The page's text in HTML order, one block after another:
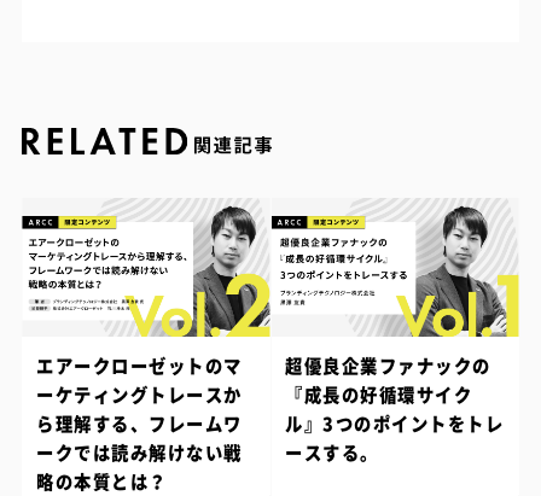
エアークローゼットのマ
ーケティングトレースか
ら理解する、フレームワ
ークでは読み解けない戦
略の本質とは？
超優良企業ファナックの
『成長の好循環サイク
ル』3つのポイントをトレ
ースする。